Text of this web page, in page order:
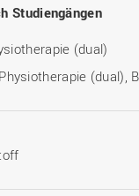
Studiengängen
(dual)
(dual),